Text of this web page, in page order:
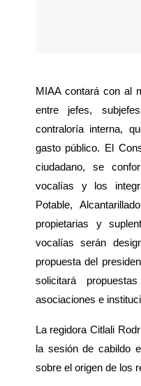
MIAA contará con al
entre jefes,
contraloría interna,
gasto público. El
ciudadano, se
vocalías y los
Potable,
propietarias y
vocalías serán
propuesta del
solicitará
asociaciones e
La regidora Citlali
la sesión de cabildo
sobre el origen de los